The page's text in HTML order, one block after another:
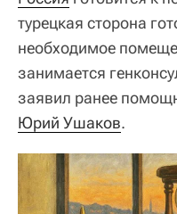
турецкая сторона
необходимое
занимается
заявил ранее
Юрий Ушаков.